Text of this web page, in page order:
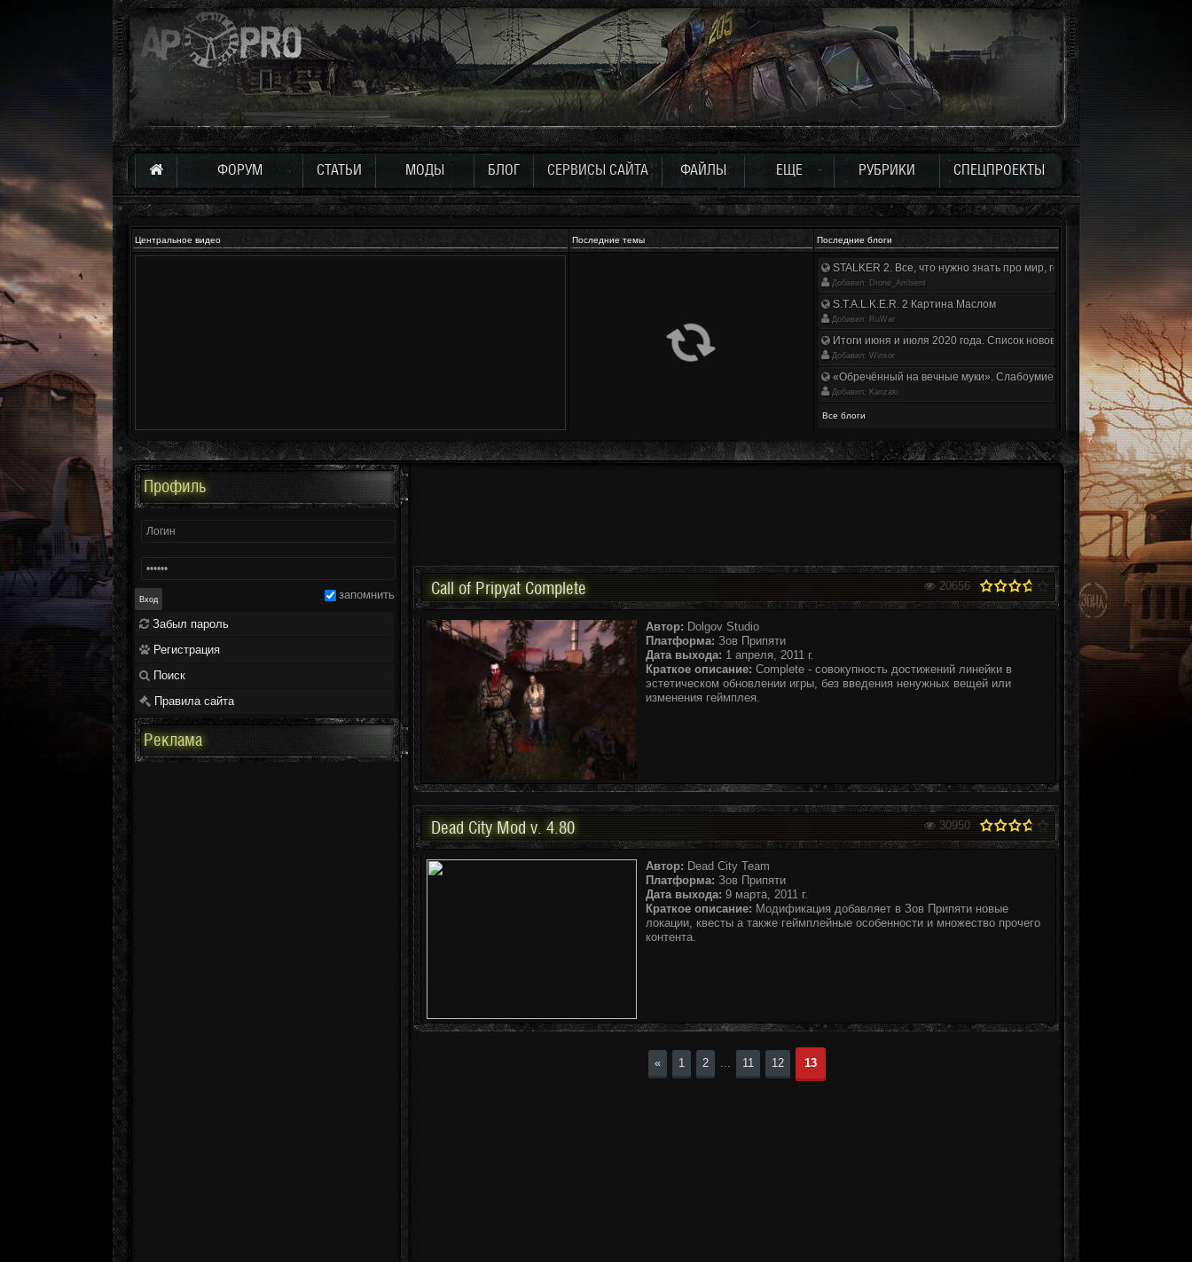
ФОРУМ СТАТЬИ МОДЫ БЛОГ СЕРВИСЫ САЙТА ФАЙЛЫ ЕЩЕ РУБРИКИ СПЕЦПРОЕКТЫ
Центральное видео Последние темы Последние блоги
STALKER 2. Все, что нужно знать про мир, геймплей и сюжет | Разбор
Добавил: Drone_Ambient
S.T.A.L.K.E.R. 2 Картина Маслом
Добавил: RuWar
Итоги июня и июля 2020 года. Список нововведений
Добавил: Winsor
«Обречённый на вечные муки». Слабоумие и отвага
Добавил: Kanzaki
Все блоги
20656
Call of Pripyat Complete
Автор: Dolgov Studio
Платформа: Зов Припяти
Дата выхода: 1 апреля, 2011 г.
Краткое описание: Complete - совокупность достижений линейки в
эстетическом обновлении игры, без введения ненужных вещей или
изменения геймплея.
30950
Dead City Mod v. 4.80
Автор: Dead City Team
Платформа: Зов Припяти
Дата выхода: 9 марта, 2011 г.
Краткое описание: Модификация добавляет в Зов Припяти новые
локации, квесты а также геймплейные особенности и множество прочего
контента.
« 1 2 ... 11 12 13
Профиль
запомнить
Забыл пароль
Регистрация
Поиск
Правила сайта
Реклама